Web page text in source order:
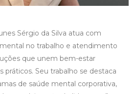
Sérgio da Silva atua com
no trabalho e atendimento
que unem bem-estar
práticos. Seu trabalho se destaca
de saúde mental corporativa,